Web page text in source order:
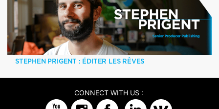
STEPHEN PRIGENT : ÉDITER LES RÊVES
CONNECT WITH US :